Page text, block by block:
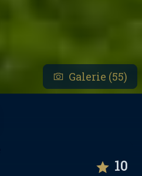
Galerie (55)
10